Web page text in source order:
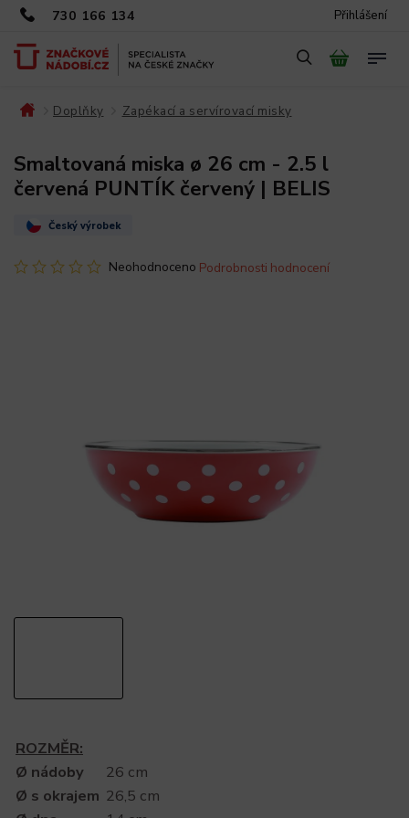
730 166 134 Přihlášení
Doplňky Zapékací a servírovací misky
Smaltovaná miska ø 26 cm - 2.5 l
červená PUNTÍK červený | BELIS
Český výrobek
Neohodnoceno Podrobnosti hodnocení
ROZMĚR:
Ø nádoby
26 cm
Ø s okrajem 26,5 cm